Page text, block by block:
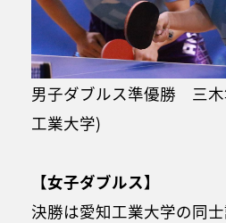
男子ダブルス準優勝 三
工業大学)
【女子ダブルス】
決勝は愛知工業大学の同